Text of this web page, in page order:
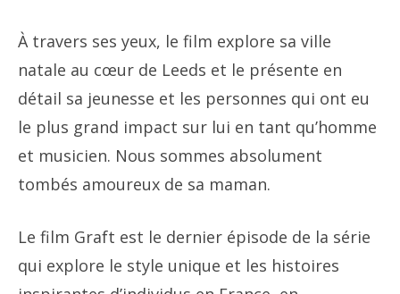
À travers ses yeux, le film explore sa ville
natale au cœur de Leeds et le présente en
détail sa jeunesse et les personnes qui ont eu
le plus grand impact sur lui en tant qu’homme
et musicien. Nous sommes absolument
tombés amoureux de sa maman.
Le film Graft est le dernier épisode de la série
qui explore le style unique et les histoires